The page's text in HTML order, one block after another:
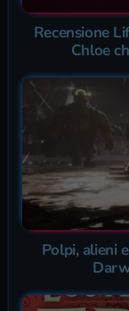
Recensione
Chloe
Polpi, alieni